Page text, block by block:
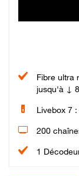
Fibre ultra
jusqu'à ↓
Livebox 7
200
1